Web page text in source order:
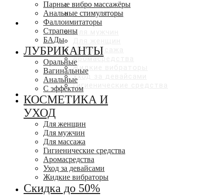
Анальные
С эффектами
КОСМЕТИКА И УХОД
Для мужчин
Для массажа
Аромасредства
Жидкие вибраторы
Уход за девайсами
Гигиенические средства
СКИДКИ ДО 50%
Парные вибро массажёры
Анальные стимуляторы
Фаллоимитаторы
Страпоны
БАДы
ЛУБРИКАНТЫ
Оральные
Вагинальные
Анальные
С эффектом
КОСМЕТИКА И
УХОД
Для женщин
Для мужчин
Для массажа
Гигиенические средства
Аромасредства
Уход за девайсами
Жидкие вибраторы
Скидка до 50%